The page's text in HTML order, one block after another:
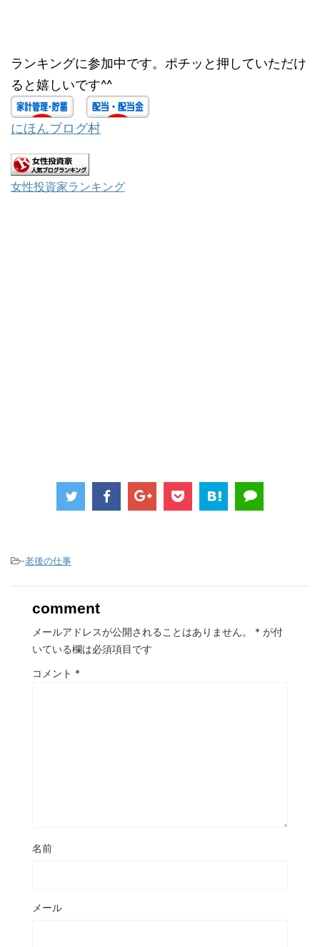
ランキングに参加中です。ポチッと押していただけ
ると嬉しいです^^
にほんブログ村
女性投資家ランキング
-老後の仕事
comment
メールアドレスが公開されることはありません。 * が付
いている欄は必須項目です
コメント *
名前
メール